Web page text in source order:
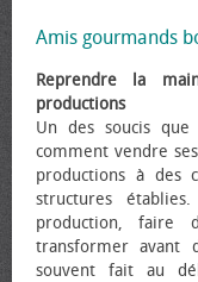
Amis gourmands
Reprendre la
productions
Un des soucis que
comment vendre
productions à des
structures
production,
transformer avant
souvent fait au